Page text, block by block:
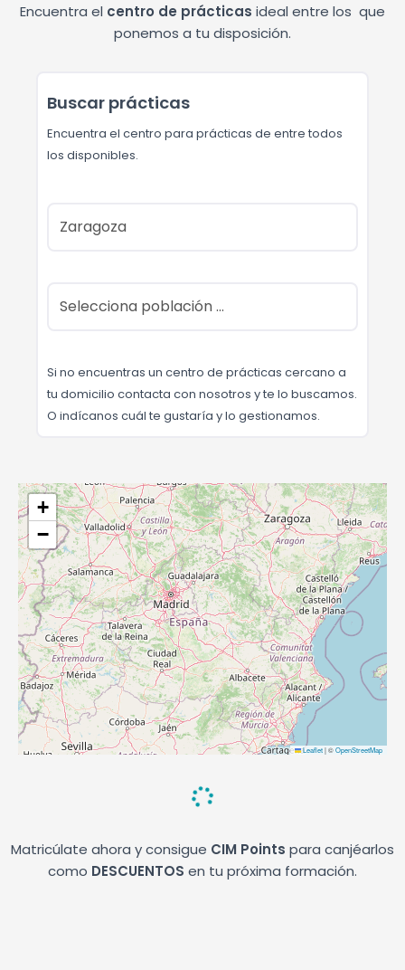
Encuentra el centro de prácticas ideal entre los que
ponemos a tu disposición.
Buscar prácticas
Encuentra el centro para prácticas de entre todos
los disponibles.
Si no encuentras un centro de prácticas cercano a
tu domicilio contacta con nosotros y te lo buscamos.
O indícanos cuál te gustaría y lo gestionamos.
+
−
Leaflet|©OpenStreetMap
Matricúlate ahora y consigue CIM Points para canjéarlos
como DESCUENTOS en tu próxima formación.